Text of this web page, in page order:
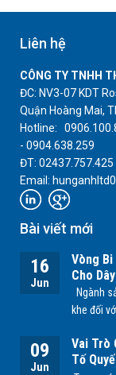
Liên hệ
CÔNG TY TNHH
ĐC: NV3-07 KDT
Quận Hoàng Mai,
Hotline:
- 0904.638.259
ĐT:
Email:
Bài viết mới
16
Jun
Vòng Bi
Cho
Ngành
khe đối
quá trình
tiếp đến
09
Jun
Vai Trò
Tố